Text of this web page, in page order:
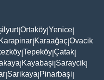
|Ortaköy Yenice
Karapinar Karaağaç Ovacik
Tepeköy Çatak
Kayabaşi Saraycik
Sarikaya Pinarbaşi